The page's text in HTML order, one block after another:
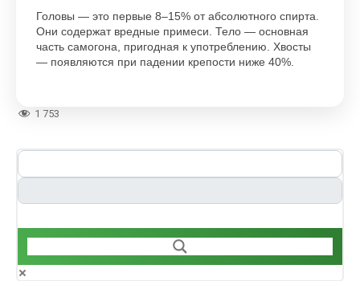
Головы — это первые 8–15% от абсолютного спирта.
Они содержат вредные примеси. Тело — основная
часть самогона, пригодная к употреблению. Хвосты
— появляются при падении крепости ниже 40%.
1 753